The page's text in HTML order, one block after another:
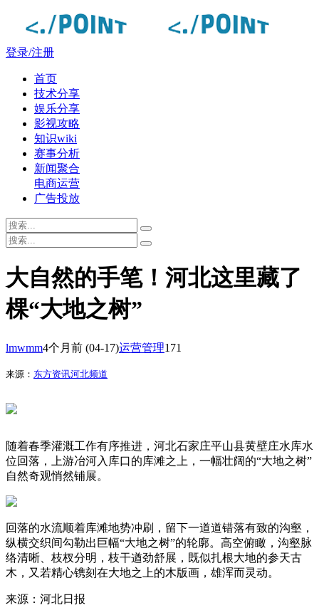
登录/注册
首页
技术分享
娱乐分享
影视攻略
知识wiki
赛事分析
新闻聚合
电商运营
广告投放
大自然的手笔！河北这里藏了
棵“大地之树”
lmwmm4个月前 (04-17)运营管理171
来源： 东方资讯河北频道
随着春季灌溉工作有序推进，河北石家庄平山县黄壁庄水库水
位回落，上游冶河入库口的库滩之上，一幅壮阔的“大地之树”
自然奇观悄然铺展。
回落的水流顺着库滩地势冲刷，留下一道道错落有致的沟壑，
纵横交织间勾勒出巨幅“大地之树”的轮廓。高空俯瞰，沟壑脉
络清晰、枝杈分明，枝干遒劲舒展，既似扎根大地的参天古
木，又若精心镌刻在大地之上的木版画，雄浑而灵动。
来源：河北日报